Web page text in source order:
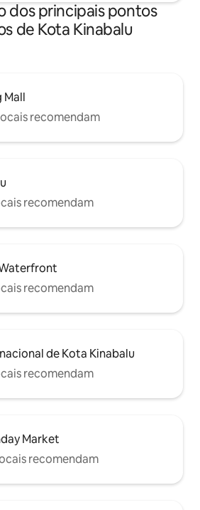
dos principais pontos
de Kota Kinabalu
Mall
recomendam
recomendam
recomendam
de Kota Kinabalu
recomendam
Market
recomendam